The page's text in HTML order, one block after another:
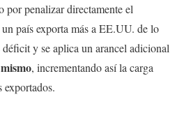
por penalizar directamente el
país exporta más a EE.UU. de lo
y se aplica un arancel adicional
, incrementando así la carga
exportados.